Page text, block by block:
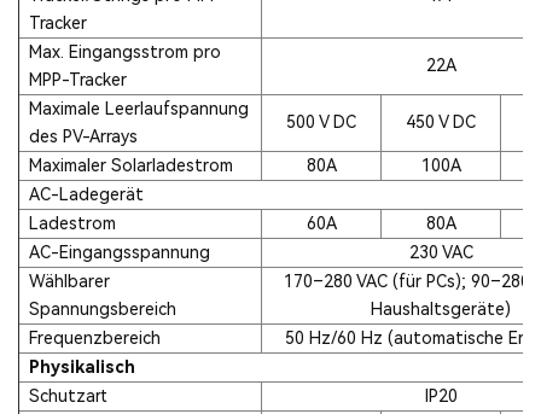
Tracker
Max. Eingangsstrom pro
MPP-Tracker
22A
Maximale Leerlaufspannung
des PV-Arrays
500 V DC 450 V DC
Maximaler Solarladestrom 80A 100A
AC-Ladegerät
Ladestrom
60A
80A
AC-Eingangsspannung
230 VAC
Wählbarer
Spannungsbereich
170–280 VAC (für PCs); 90–280
Haushaltsgeräte)
Frequenzbereich
50 Hz/60 Hz (automatische
Physikalisch
Schutzart
IP20